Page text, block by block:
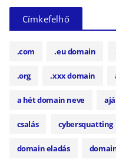
Címkefelhő
.com .eu domain
.org .xxx domain
a hét domain neve
csalás cybersquatting
domain eladás